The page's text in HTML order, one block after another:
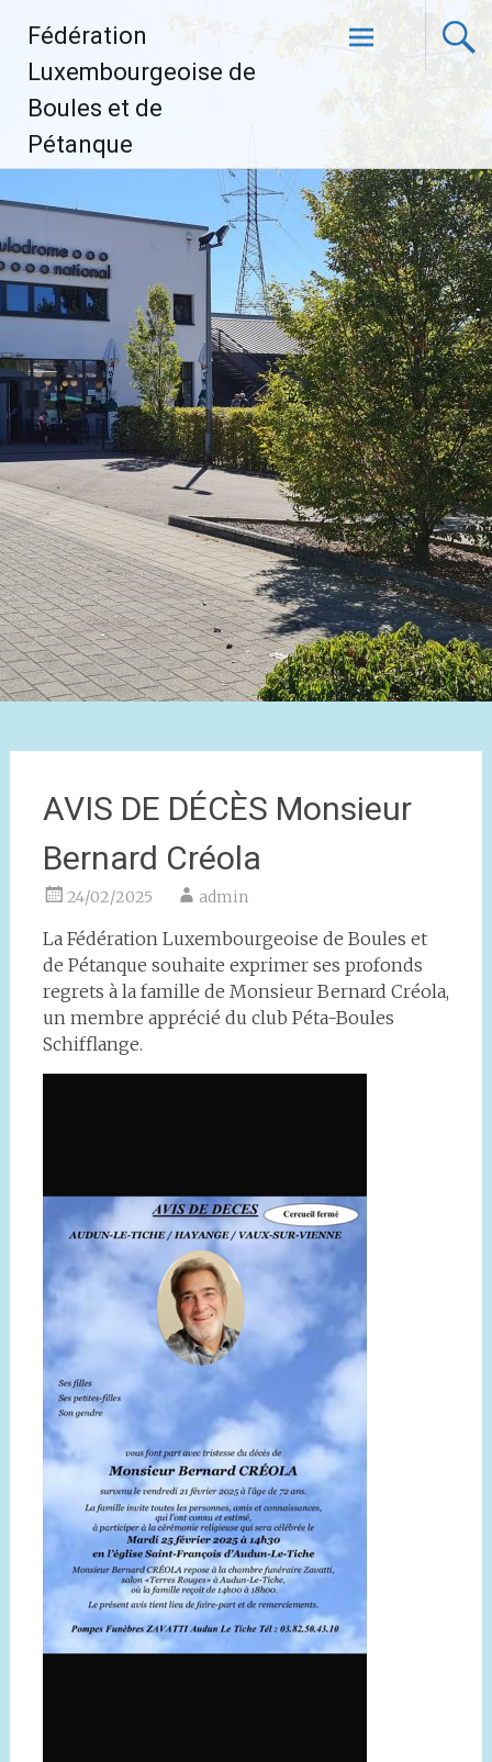
contenu
Fédération
Luxembourgeoise de
Boules et de
Pétanque
AVIS DE DÉCÈS Monsieur
Bernard Créola
24/02/2025 admin
La Fédération Luxembourgeoise de Boules et
de Pétanque souhaite exprimer ses profonds
regrets à la famille de Monsieur Bernard Créola,
un membre apprécié du club Péta-Boules
Schifflange.